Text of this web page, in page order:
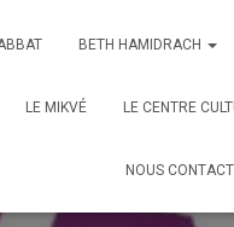
BETH HAMIDRACH
LE MIKVÉ LE CENTRE
NOUS